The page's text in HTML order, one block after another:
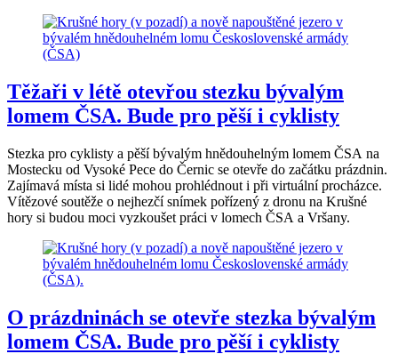
Těžaři v létě otevřou stezku bývalým
lomem ČSA. Bude pro pěší i cyklisty
Stezka pro cyklisty a pěší bývalým hnědouhelným lomem ČSA na
Mostecku od Vysoké Pece do Černic se otevře do začátku prázdnin.
Zajímavá místa si lidé mohou prohlédnout i při virtuální procházce.
Vítězové soutěže o nejhezčí snímek pořízený z dronu na Krušné
hory si budou moci vyzkoušet práci v lomech ČSA a Vršany.
O prázdninách se otevře stezka bývalým
lomem ČSA. Bude pro pěší i cyklisty